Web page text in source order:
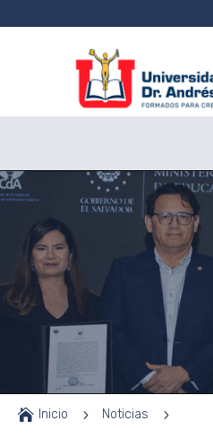
 Inicio 5 Noticias 5